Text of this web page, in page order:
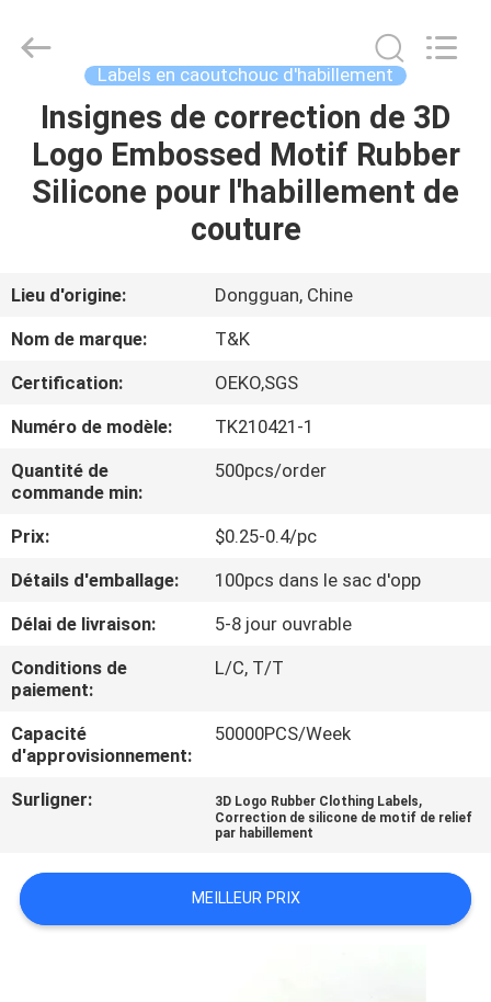
MAISON
PRODUITS
SUJET
DE
NOUS
VISITE
D'USINE
CONTRÔLE
DE
QUALITÉ
CONTACTEZ-
NOUS
DEMANDEZ
CITATION
Garment
Accessories
Labels en caoutchouc d'habillement
Insignes de correction de 3D
Logo Embossed Motif Rubber
Silicone pour l'habillement de
couture
Lieu d'origine:
Dongguan, Chine
Nom de marque:
T&K
Certification:
OEKO,SGS
Numéro de modèle:
TK210421-1
Quantité de
commande min:
500pcs/order
Prix:
$0.25-0.4/pc
Détails d'emballage:
100pcs dans le sac d'opp
Délai de livraison:
5-8 jour ouvrable
Conditions de
paiement:
L/C, T/T
Capacité
d'approvisionnement:
50000PCS/Week
Surligner: 3D Logo Rubber Clothing Labels,
Correction de silicone de motif de relief
par habillement
MEILLEUR PRIX